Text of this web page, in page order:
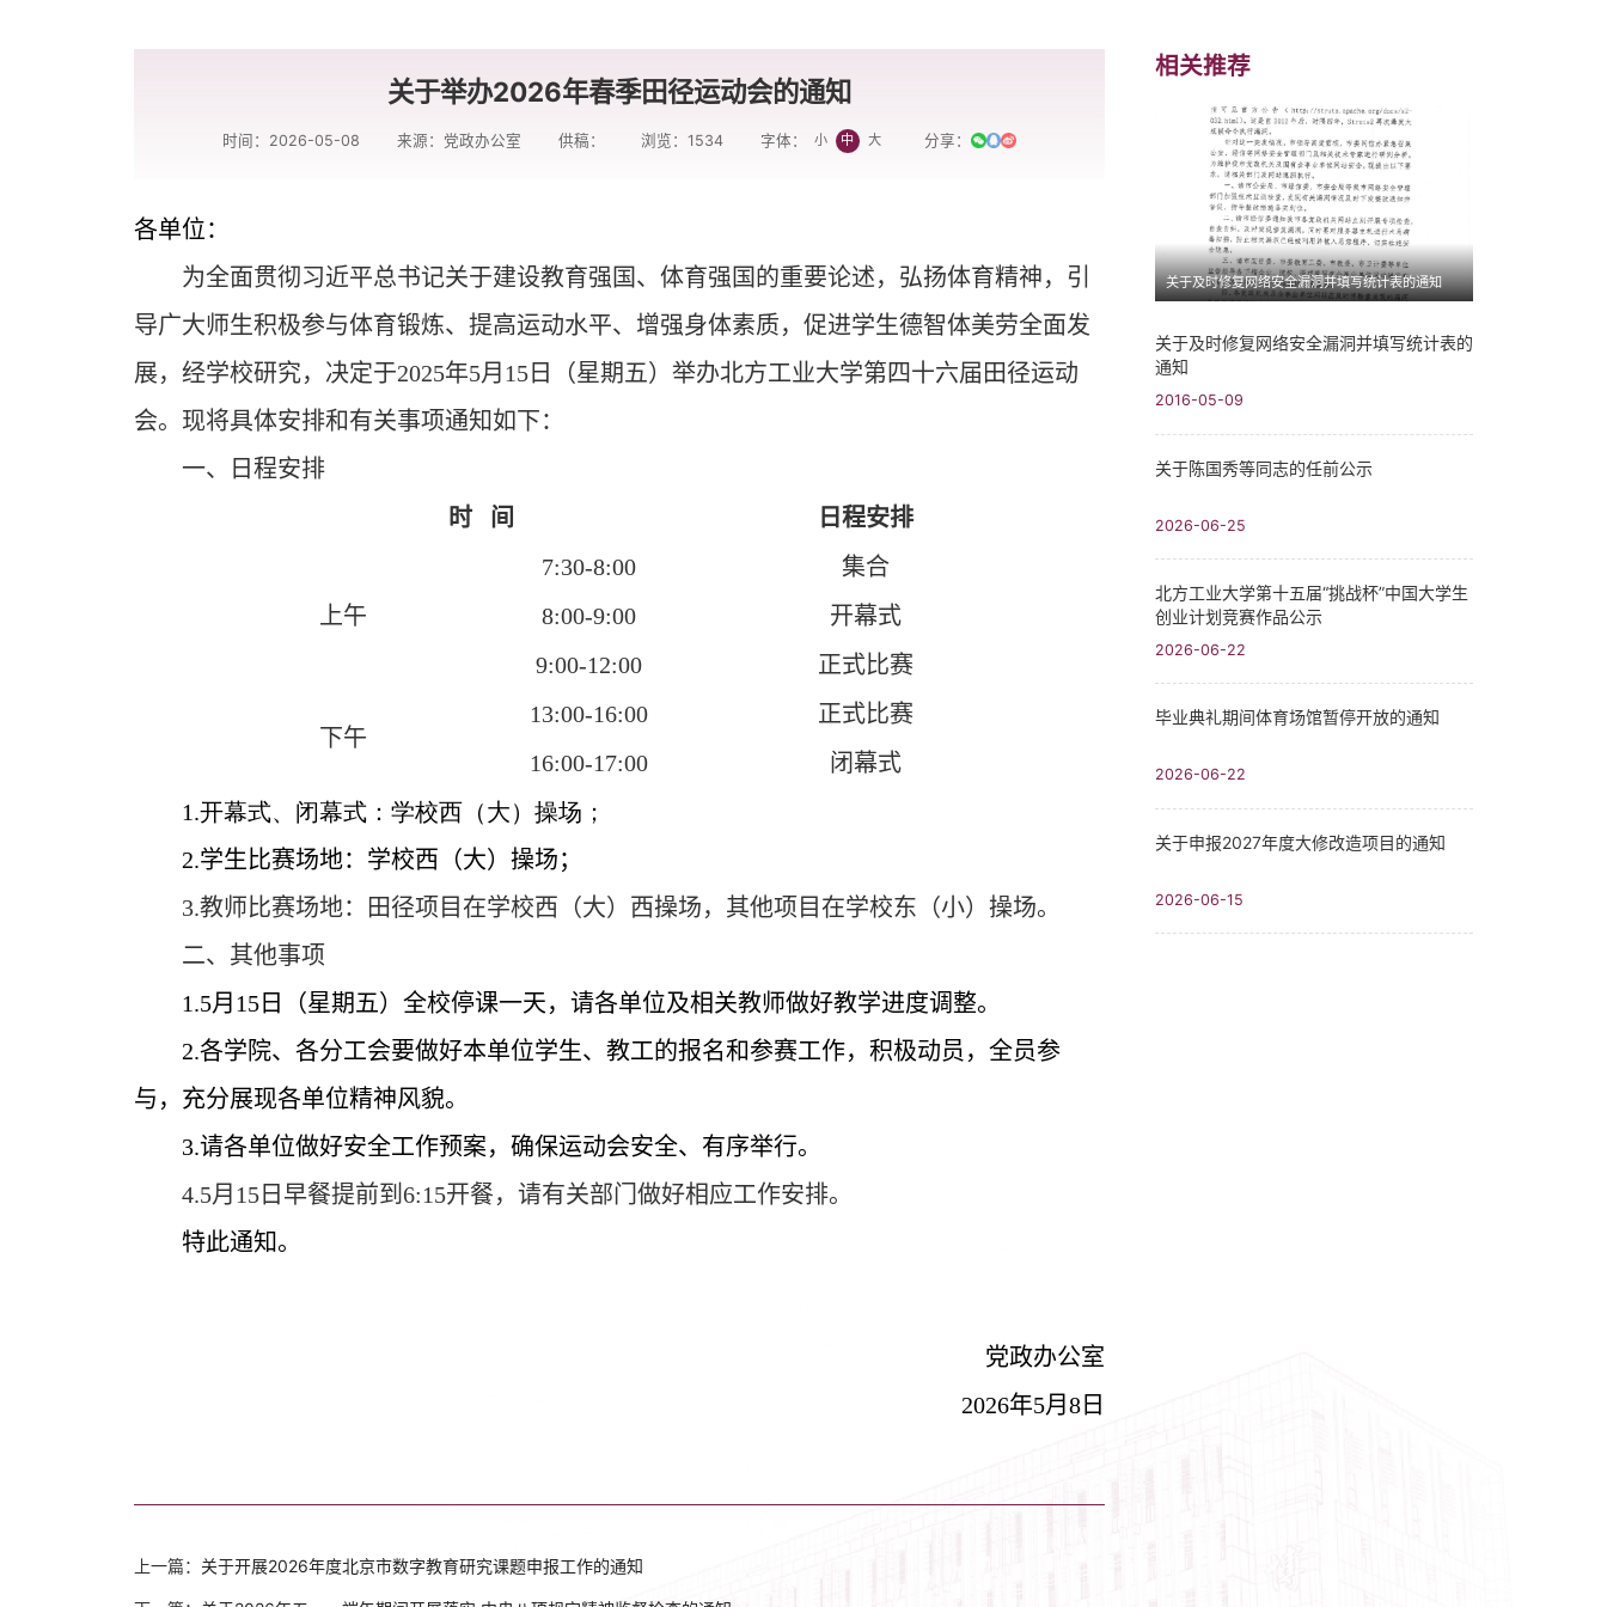
关于举办2026年春季田径运动会的通知
时间：2026-05-08 来源：党政办公室 供稿： 浏览：1534 字体： 小 中 大 分享：
各单位：
为全面贯彻习近平总书记关于建设教育强国、体育强国的重要论述，弘扬体育精神，引
导广大师生积极参与体育锻炼、提高运动水平、增强身体素质，促进学生德智体美劳全面发
展，经学校研究，决定于2025年5月 15 日（星期五）举办北方工业大学第四十六届田径运动
会。现将具体安排和有关事项通知如下：
一、日程安排
时 间
日程安排
上午
7:30-8:00
集合
8:00-9:00
开幕式
9:00-12:00
正式比赛
下午
13:00-16:00
正式比赛
16:00-17:00
闭幕式
1.开幕式、闭幕式：学校西（大）操场；
2.学生比赛场地：学校西（大）操场；
3.教师比赛场地：田径项目在学校西（大）西操场，其他项目在学校东（小）操场。
二、其他事项
1.5月 15 日（星期五）全校停课一天，请各单位及相关教师做好教学进度调整。
2.各学院、各分工会要做好本单位学生、教工的报名和参赛工作，积极动员，全员参
与，充分展现各单位精神风貌。
3.请各单位做好安全工作预案，确保运动会安全、有序举行。
4.5月 15 日早餐提前到 6:15开餐，请有关部门做好相应工作安排。
特此通知。
党政办公室
2026年5月 8 日
上一篇： 关于开展2026年度北京市数字教育研究课题申报工作的通知
相关推荐
关于及时修复网络安全漏洞并填写统计表的通知
关于及时修复网络安全漏洞并填写统计表的
通知
2016-05-09
关于陈国秀等同志的任前公示
2026-06-25
北方工业大学第十五届“挑战杯”中国大学生
创业计划竞赛作品公示
2026-06-22
毕业典礼期间体育场馆暂停开放的通知
2026-06-22
关于申报2027年度大修改造项目的通知
2026-06-15